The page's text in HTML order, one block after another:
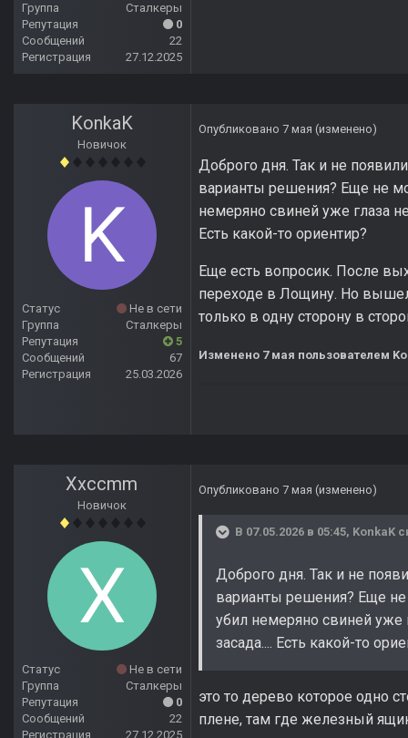
Группа
Сталкеры
Репутация
0
Сообщений
22
Регистрация
27.12.2025
KonkaK
Новичок
Статус
Не в сети
Группа
Сталкеры
Репутация
5
Сообщений
67
Регистрация
25.03.2026
Опубликовано 7 мая (изменено)
Доброго дня. Так и не
варианты решения? Еще не
немеряно свиней уже глаза
Есть какой-то ориентир?
Еще есть вопросик. После
переходе в Лощину. Но
только в одну сторону в
Изменено 7 мая пользователем
Xxccmm
Новичок
Статус
Не в сети
Группа
Сталкеры
Репутация
0
Сообщений
22
Регистрация
27.12.2025
Опубликовано 7 мая (изменено)
В 07.05.2026 в 05:45, KonkaK
Доброго дня. Так и не
варианты решения? Еще не
убил немеряно свиней уже
засада.... Есть какой-то
это то дерево которое одно
плене, там где железный